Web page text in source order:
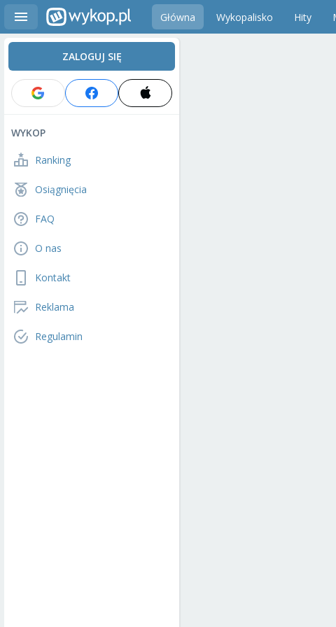
Główna Wykopalisko Hity
ZALOGUJ SIĘ
WYKOP
Ranking
Osiągnięcia
FAQ
O nas
Kontakt
Reklama
Regulamin